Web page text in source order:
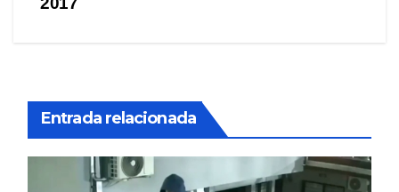
Entrada relacionada